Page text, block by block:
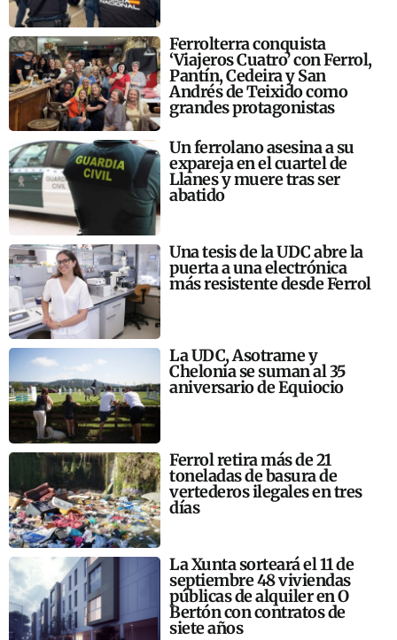
Ferrolterra conquista
‘Viajeros Cuatro’ con Ferrol,
Pantín, Cedeira y San
Andrés de Teixido como
grandes protagonistas
Un ferrolano asesina a su
expareja en el cuartel de
Llanes y muere tras ser
abatido
Una tesis de la UDC abre la
puerta a una electrónica
más resistente desde Ferrol
La UDC, Asotrame y
Chelonia se suman al 35
aniversario de Equiocio
Ferrol retira más de 21
toneladas de basura de
vertederos ilegales en tres
días
La Xunta sorteará el 11 de
septiembre 48 viviendas
públicas de alquiler en O
Bertón con contratos de
siete años